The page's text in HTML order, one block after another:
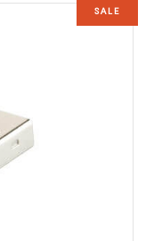
SALE